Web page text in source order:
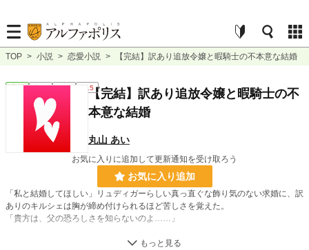
TOP > 小説 > 恋愛小説 > 【完結】訳あり追放令嬢と暇騎士の不本意な結婚
恋愛 完結 長編 R15【完結】訳あり追放令嬢と暇騎士の不
本意な結婚
丸山 あい
お気に入りに追加して更新通知を受け取ろう
お気に入り追加
「私と結婚してほしい」リュディガーらしい真っ直ぐな飾り気のない求婚に、訳
ありのキルシェは胸が締め付けられるほど苦しさを覚えた。
「貴方は、父の恐ろしさを知らないのよ……」
令嬢キルシェは利発さが災いし、父に疎まれ虐げられてきた半生だった。そんな